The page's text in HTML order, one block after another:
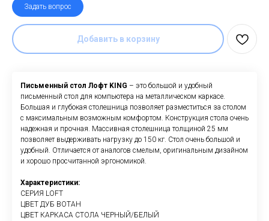
Задать вопрос
Добавить в корзину
Письменный стол Лофт KING – это большой и удобный
письменный стол для компьютера на металлическом каркасе.
Большая и глубокая столешница позволяет разместиться за столом
с максимальным возможным комфортом. Конструкция стола очень
надежная и прочная. Массивная столешница толщиной 25 мм
позволяет выдерживать нагрузку до 150 кг. Стол очень большой и
удобный. Отличается от аналогов смелым, оригинальным дизайном
и хорошо просчитанной эргономикой.
Характеристики:
СЕРИЯ LOFT
ЦВЕТ ДУБ ВОТАН
ЦВЕТ КАРКАСА СТОЛА ЧЕРНЫЙ/БЕЛЫЙ